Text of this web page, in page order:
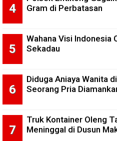
Gram di Perbatasan
Wahana Visi Indonesia
Sekadau
Diduga Aniaya Wanita
Seorang Pria
Truk Kontainer Oleng
Meninggal di Dusun